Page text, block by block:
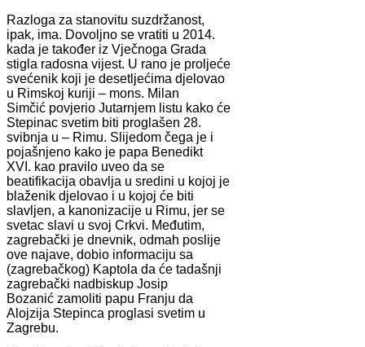
Razloga za stanovitu suzdržanost,
ipak, ima. Dovoljno se vratiti u 2014.
kada je također iz Vječnoga Grada
stigla radosna vijest. U rano je proljeće
svećenik koji je desetljećima djelovao
u Rimskoj kuriji – mons. Milan
Simčić povjerio Jutarnjem listu kako će
Stepinac svetim biti proglašen 28.
svibnja u – Rimu. Slijedom čega je i
pojašnjeno kako je papa Benedikt
XVI. kao pravilo uveo da se
beatifikacija obavlja u sredini u kojoj je
blaženik djelovao i u kojoj će biti
slavljen, a kanonizacije u Rimu, jer se
svetac slavi u svoj Crkvi. Međutim,
zagrebački je dnevnik, odmah poslije
ove najave, dobio informaciju sa
(zagrebačkog) Kaptola da će tadašnji
zagrebački nadbiskup Josip
Bozanić zamoliti papu Franju da
Alojzija Stepinca proglasi svetim u
Zagrebu.